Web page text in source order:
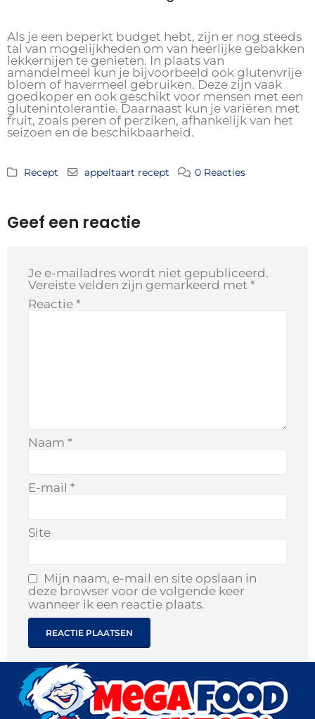
Als je een beperkt budget hebt, zijn er nog steeds
tal van mogelijkheden om van heerlijke gebakken
lekkernijen te genieten. In plaats van
amandelmeel kun je bijvoorbeeld ook glutenvrije
bloem of havermeel gebruiken. Deze zijn vaak
goedkoper en ook geschikt voor mensen met een
glutenintolerantie. Daarnaast kun je variëren met
fruit, zoals peren of perziken, afhankelijk van het
seizoen en de beschikbaarheid.
Recept appeltaart recept 0 Reacties
Geef een reactie
Je e-mailadres wordt niet gepubliceerd.
Vereiste velden zijn gemarkeerd met *
Reactie *
Naam *
E-mail *
Site
Mijn naam, e-mail en site opslaan in
deze browser voor de volgende keer
wanneer ik een reactie plaats.